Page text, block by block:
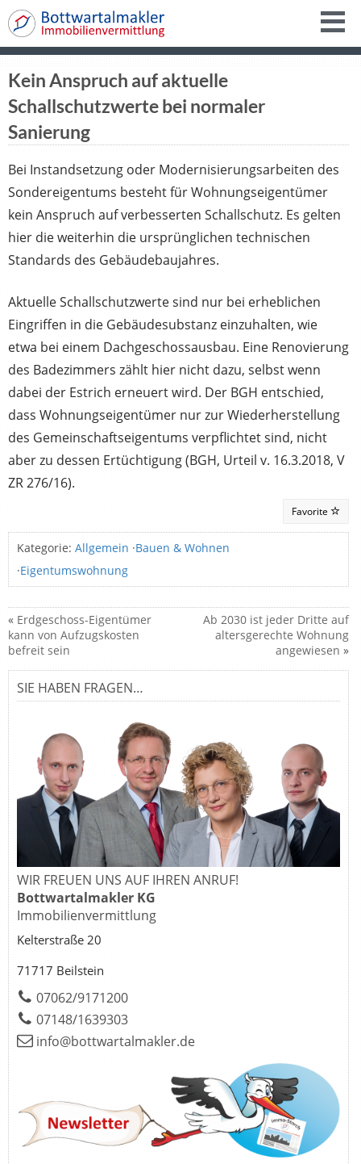
Kein Anspruch auf aktuelle
Schallschutzwerte bei normaler
Sanierung
Bei Instandsetzung oder Modernisierungsarbeiten des
Sondereigentums besteht für Wohnungseigentümer
kein Anspruch auf verbesserten Schallschutz. Es gelten
hier die weiterhin die ursprünglichen technischen
Standards des Gebäudebaujahres.
Aktuelle Schallschutzwerte sind nur bei erheblichen
Eingriffen in die Gebäudesubstanz einzuhalten, wie
etwa bei einem Dachgeschossausbau. Eine Renovierung
des Badezimmers zählt hier nicht dazu, selbst wenn
dabei der Estrich erneuert wird. Der BGH entschied,
dass Wohnungseigentümer nur zur Wiederherstellung
des Gemeinschaftseigentums verpflichtet sind, nicht
aber zu dessen Ertüchtigung (BGH, Urteil v. 16.3.2018, V
ZR 276/16).
Favorite
Kategorie: Allgemein ·Bauen & Wohnen
·Eigentumswohnung
« Erdgeschoss-Eigentümer
kann von Aufzugskosten
befreit sein
Ab 2030 ist jeder Dritte auf
altersgerechte Wohnung
angewiesen »
SIE HABEN FRAGEN…
WIR FREUEN UNS AUF IHREN ANRUF!
Bottwartalmakler KG
Immobilienvermittlung
Kelterstraße 20
71717 Beilstein
07062/9171200
07148/1639303
info@bottwartalmakler.de